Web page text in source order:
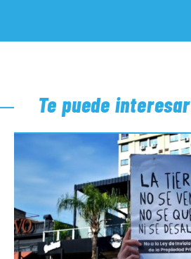
Te puede interesar